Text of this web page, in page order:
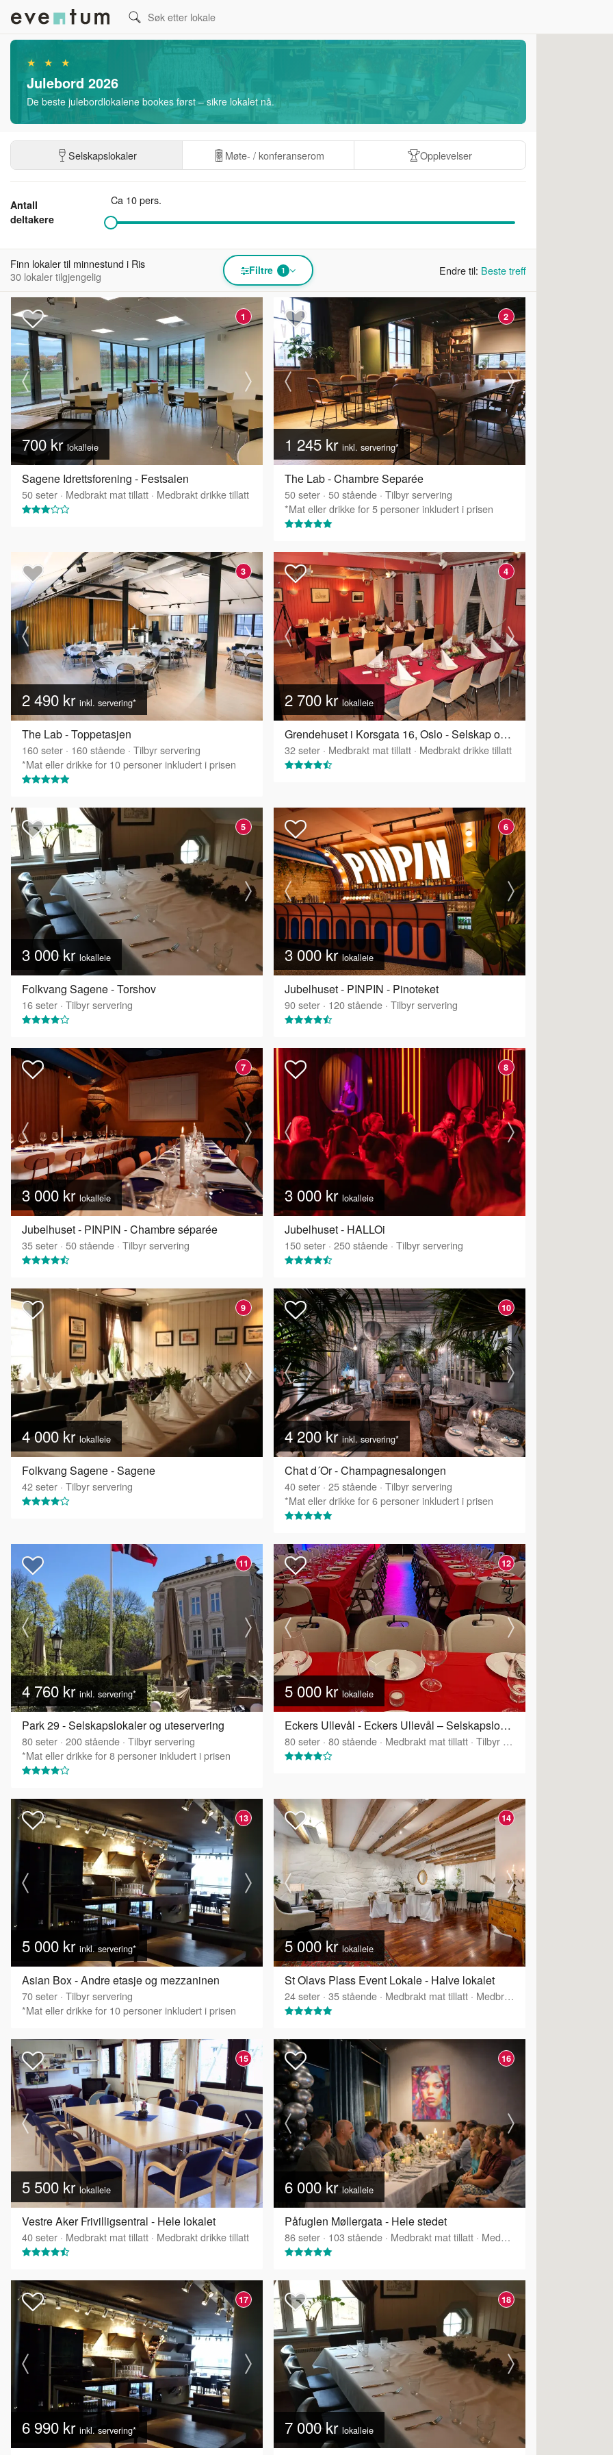
★ ★ ★
Julebord 2026
De beste julebordlokalene bookes først – sikre lokalet nå.
Selskapslokaler Møte- / konferanserom Opplevelser
Antall
deltakere
Ca 10 pers.
Finn lokaler til minnestund i Ris
30 lokaler tilgjengelig
Filtre 1 Endre til: Beste treff
1
700 krlokalleie
Sagene Idrettsforening - Festsalen
50seter · Medbrakt mat tillatt · Medbrakt drikke tillatt
2
1 245 kr inkl. servering*
The Lab - Chambre Separée
50seter · 50stående · Tilbyr servering
*Mat eller drikke for 5 personer inkludert i prisen
3
2 490 kr inkl. servering*
The Lab - Toppetasjen
160seter · 160stående · Tilbyr servering
*Mat eller drikke for 10 personer inkludert i prisen
4
2 700 krlokalleie
Grendehuset i Korsgata 16, Oslo - Selskap og konferanselokale
32seter · Medbrakt mat tillatt · Medbrakt drikke tillatt
5
3 000 kr lokalleie
Folkvang Sagene - Torshov
16seter · Tilbyr servering
6
3 000 krlokalleie
Jubelhuset - PINPIN - Pinoteket
90seter · 120stående · Tilbyr servering
7
3 000 kr lokalleie
Jubelhuset - PINPIN - Chambre séparée
35seter · 50stående · Tilbyr servering
8
3 000 kr lokalleie
Jubelhuset - HALLOi
150seter · 250stående · Tilbyr servering
9
4 000 kr lokalleie
Folkvang Sagene - Sagene
42seter · Tilbyr servering
10
4 200 krinkl. servering*
Chat d´Or - Champagnesalongen
40seter · 25stående · Tilbyr servering
*Mat eller drikke for 6 personer inkludert i prisen
11
4 760 kr inkl. servering*
Park 29 - Selskapslokaler og uteservering
80seter · 200stående · Tilbyr servering
*Mat eller drikke for 8 personer inkludert i prisen
12
5 000 krlokalleie
Eckers Ullevål - Eckers Ullevål – Selskapslokale over to etasjer
80seter · 80stående · Medbrakt mat tillatt · Tilbyr servering
13
5 000 kr inkl. servering*
Asian Box - Andre etasje og mezzaninen
70seter · Tilbyr servering
*Mat eller drikke for 10 personer inkludert i prisen
14
5 000 kr lokalleie
St Olavs Plass Event Lokale - Halve lokalet
24seter · 35stående · Medbrakt mat tillatt · Medbrakt drikke tillatt
15
5 500 krlokalleie
Vestre Aker Frivilligsentral - Hele lokalet
40seter · Medbrakt mat tillatt · Medbrakt drikke tillatt
16
6 000 krlokalleie
Påfuglen Møllergata - Hele stedet
86seter · 103 stående · Medbrakt mat tillatt · Medbrakt drikke tillatt
17
6 990 kr inkl. servering*
18
7 000 kr lokalleie